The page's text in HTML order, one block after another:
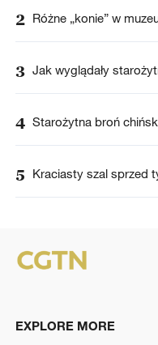
2 Różne „konie” w
3 Jak wyglądały
4 Starożytna broń
5 Kraciasty szal sprzed
EXPLORE MORE